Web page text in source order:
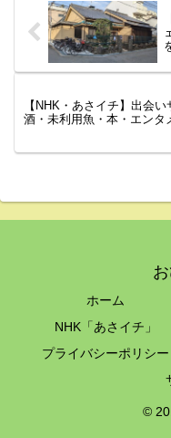
【NHK・あさイチ】出会
酒・未利用魚・本・エンタ
ホーム
NHK「あさイチ」
プライバシーポリシー
©